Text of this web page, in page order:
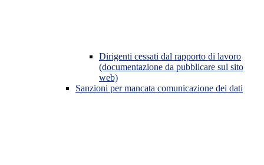
Dirigenti cessati dal rapporto di lavoro
(documentazione da pubblicare sul sito
web)
Sanzioni per mancata comunicazione dei dati